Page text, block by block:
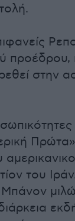
προέδρου,
στην
του